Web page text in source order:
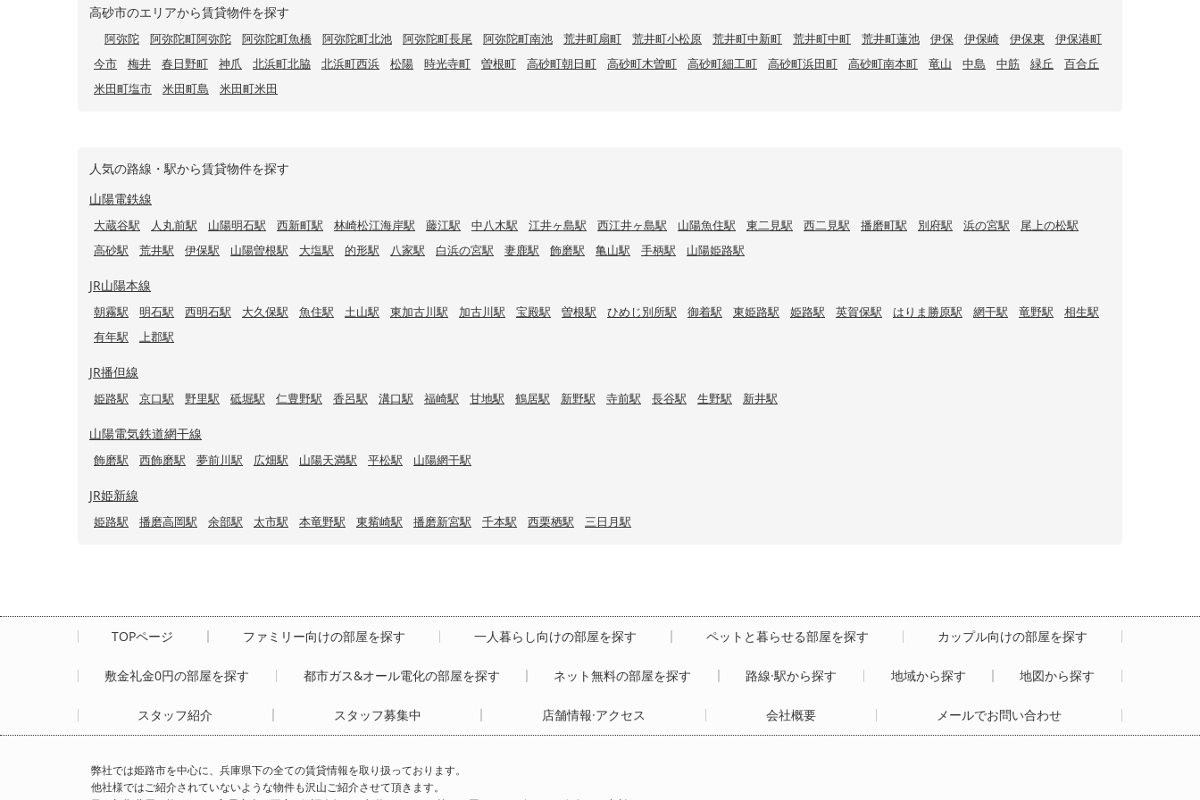
高砂市のエリアから賃貸物件を探す
阿弥陀 阿弥陀町阿弥陀 阿弥陀町魚橋 阿弥陀町北池 阿弥陀町長尾 阿弥陀町南池 荒井町扇町 荒井町小松原 荒井町中新町 荒井町中町 荒井町蓮池 伊保 伊保崎 伊保東
伊保港町
今市
梅井 春日野町 神爪 北浜町北脇 北浜町西浜 松陽 時光寺町 曽根町 高砂町朝日町 高砂町木曽町 高砂町細工町 高砂町浜田町 高砂町南本町 竜山 中島 中筋 緑丘
百合丘
米田町塩市
米田町島 米田町米田
人気の路線・駅から賃貸物件を探す
山陽電鉄線
大蔵谷駅 人丸前駅 山陽明石駅 西新町駅 林崎松江海岸駅 藤江駅 中八木駅 江井ヶ島駅 西江井ヶ島駅 山陽魚住駅 東二見駅 西二見駅 播磨町駅 別府駅 浜の宮駅
尾上の松駅
高砂駅
荒井駅 伊保駅 山陽曽根駅 大塩駅 的形駅 八家駅 白浜の宮駅 妻鹿駅 飾磨駅 亀山駅 手柄駅 山陽姫路駅
JR山陽本線
朝霧駅 明石駅 西明石駅 大久保駅 魚住駅 土山駅 東加古川駅 加古川駅 宝殿駅 曽根駅 ひめじ別所駅 御着駅 東姫路駅 姫路駅 英賀保駅 はりま勝原駅 網干駅 竜野駅
相生駅
有年駅
上郡駅
JR播但線
姫路駅 京口駅 野里駅 砥堀駅 仁豊野駅 香呂駅 溝口駅 福崎駅 甘地駅 鶴居駅 新野駅 寺前駅 長谷駅 生野駅 新井駅
山陽電気鉄道網干線
飾磨駅 西飾磨駅 夢前川駅 広畑駅 山陽天満駅 平松駅 山陽網干駅
JR姫新線
姫路駅 播磨高岡駅 余部駅 太市駅 本竜野駅 東觜崎駅 播磨新宮駅 千本駅 西栗栖駅 三日月駅
TOPページ ファミリー向けの部屋を探す 一人暮らし向けの部屋を探す ペットと暮らせる部屋を探す カップル向けの部屋を探す
敷金礼金0円の部屋を探す 都市ガス&オール電化の部屋を探す ネット無料の部屋を探す 路線·駅から探す 地域から探す 地図から探す
スタッフ紹介 スタッフ募集中 店舗情報·アクセス 会社概要 メールでお問い合わせ
弊社では姫路市を中心に、兵庫県下の全ての賃貸情報を取り扱っております。
他社様ではご紹介されていないような物件も沢山ご紹介させて頂きます。